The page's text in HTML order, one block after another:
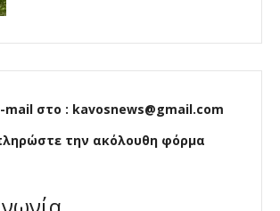
mail στο : kavosnews@gmail.com
την ακόλουθη φόρμα